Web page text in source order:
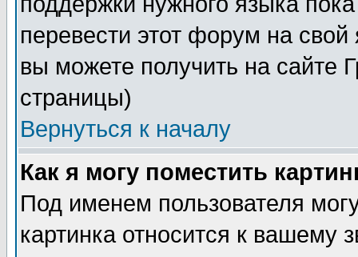
перевести этот форум на
вы можете получить на сайте
страницы)
Вернуться к началу
Как я могу поместить
Под именем пользователя
картинка относится к вашему